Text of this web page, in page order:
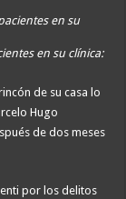
en su clínica:
de su casa lo
Hugo
de dos meses
por los delitos